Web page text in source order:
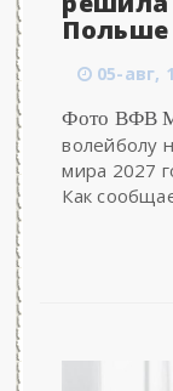
Польше
05-авг,
Фото ВФВ
волейболу
мира 2027
Как